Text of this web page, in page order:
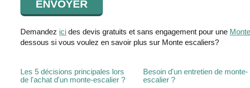
Demandez ici des devis gratuits et sans engagement pour une
dessous si vous voulez en savoir plus sur Monte escaliers?
Les 5 décisions principales lors
de l'achat d'un monte-escalier ?
Besoin d'un entretien de monte-
escalier ?